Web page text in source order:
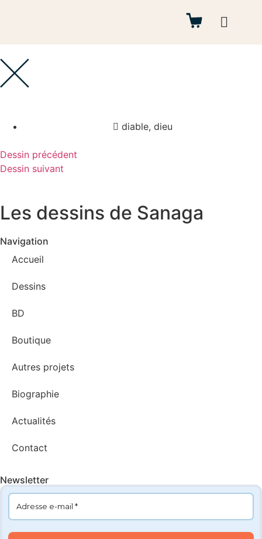
diable, dieu
Dessin précédent
Dessin suivant
Les dessins de Sanaga
Navigation
Accueil
Dessins
BD
Boutique
Autres projets
Biographie
Actualités
Contact
Newsletter